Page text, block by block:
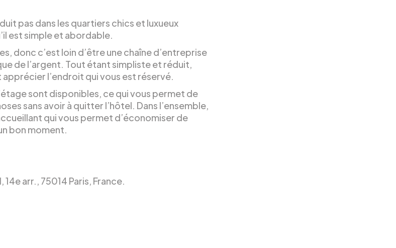
pas dans les quartiers chics et luxueux
est simple et abordable.
donc c’est loin d’être une chaîne d’entreprise
de l’argent. Tout étant simpliste et réduit,
l’endroit qui vous est réservé.
sont disponibles, ce qui vous permet de
sans avoir à quitter l’hôtel. Dans l’ensemble,
qui vous permet d’économiser de
bon moment.
arr., 75014 Paris, France.